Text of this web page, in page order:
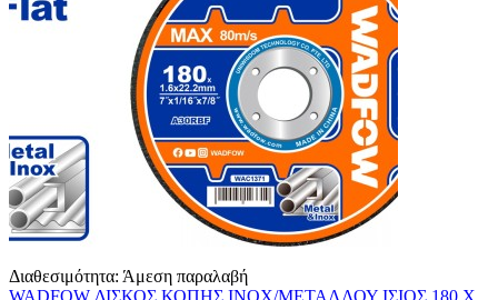
Διαθεσιμότητα: Άμεση παραλαβή